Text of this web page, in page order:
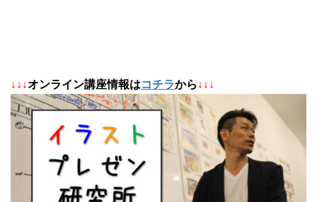
↓ ↓ ↓オンライン講座情報はコチラから ↓↓↓